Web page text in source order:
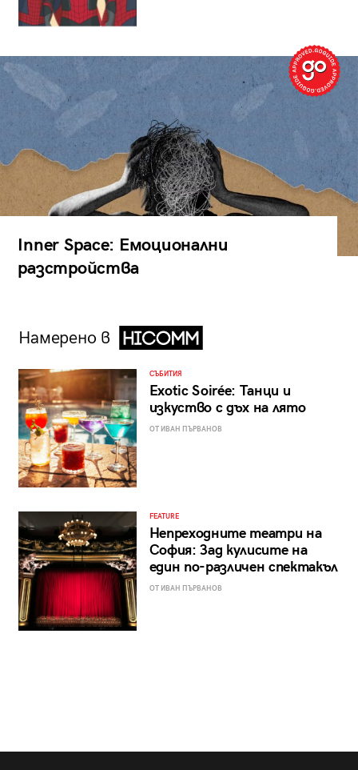
Inner Space: Емоционални
разстройства
Намерено в
СЪБИТИЯ
Exotic Soirée: Танци и
изкуство с дъх на лято
ОТ ИВАН ПЪРВАНОВ
FEATURE
Непреходните театри на
София: Зад кулисите на
един по-различен спектакъл
ОТ ИВАН ПЪРВАНОВ